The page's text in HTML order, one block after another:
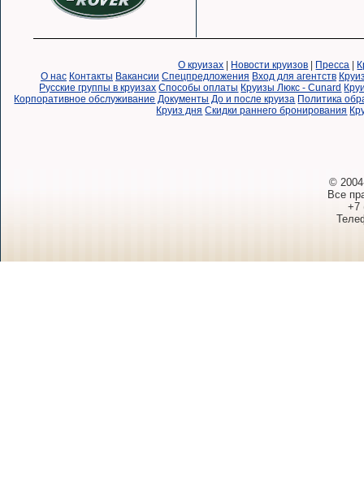
О круизах Новости круизов Пресса
О нас Контакты Вакансии Спецпредложения Вход для агентств
Русские группы в круизах Способы оплаты Круизы Люкс - Cunard
Корпоративное обслуживание Документы До и после круиза Политика
Круиз дня Скидки раннего бронирования
©
Все
+7